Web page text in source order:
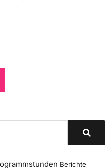
Berichte